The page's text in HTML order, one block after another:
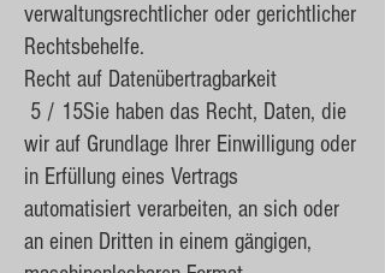
verwaltungsrechtlicher oder gerichtlicher
Rechtsbehelfe.
Recht auf Datenübertragbarkeit
5 / 15Sie haben das Recht, Daten, die
wir auf Grundlage Ihrer Einwilligung oder
in Erfüllung eines Vertrags
automatisiert verarbeiten, an sich oder
an einen Dritten in einem gängigen,